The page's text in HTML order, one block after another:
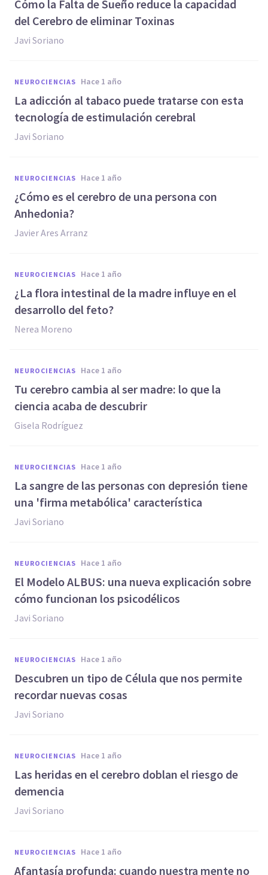
Cómo la Falta de Sueño reduce la capacidad
del Cerebro de eliminar Toxinas
Javi Soriano
NEUROCIENCIAS hace 1 año
La adicción al tabaco puede tratarse con esta
tecnología de estimulación cerebral
Javi Soriano
NEUROCIENCIAS hace 1 año
¿Cómo es el cerebro de una persona con
Anhedonia?
Javier Ares Arranz
NEUROCIENCIAS hace 1 año
¿La flora intestinal de la madre influye en el
desarrollo del feto?
Nerea Moreno
NEUROCIENCIAS hace 1 año
Tu cerebro cambia al ser madre: lo que la
ciencia acaba de descubrir
Gisela Rodríguez
NEUROCIENCIAS hace 1 año
La sangre de las personas con depresión tiene
una 'firma metabólica' característica
Javi Soriano
NEUROCIENCIAS hace 1 año
El Modelo ALBUS: una nueva explicación sobre
cómo funcionan los psicodélicos
Javi Soriano
NEUROCIENCIAS hace 1 año
Descubren un tipo de Célula que nos permite
recordar nuevas cosas
Javi Soriano
NEUROCIENCIAS hace 1 año
Las heridas en el cerebro doblan el riesgo de
demencia
Javi Soriano
NEUROCIENCIAS hace 1 año
Afantasía profunda: cuando nuestra mente no